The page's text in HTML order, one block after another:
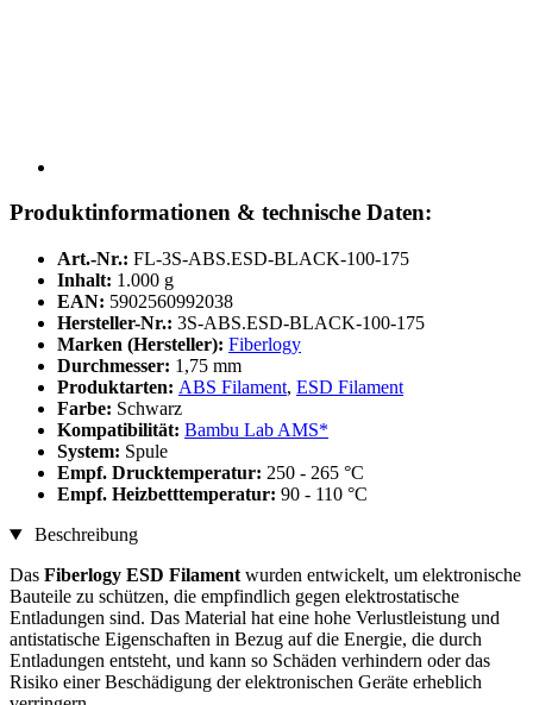
Produktinformationen & technische Daten:
Art.-Nr.: FL-3S-ABS.ESD-BLACK-100-175
Inhalt: 1.000 g
EAN: 5902560992038
Hersteller-Nr.: 3S-ABS.ESD-BLACK-100-175
Marken (Hersteller): Fiberlogy
Durchmesser: 1,75 mm
Produktarten: ABS Filament, ESD Filament
Farbe: Schwarz
Kompatibilität: Bambu Lab AMS*
System: Spule
Empf. Drucktemperatur: 250 - 265 °C
Empf. Heizbetttemperatur: 90 - 110 °C
Beschreibung
Das Fiberlogy ESD Filament wurden entwickelt, um elektronische
Bauteile zu schützen, die empfindlich gegen elektrostatische
Entladungen sind. Das Material hat eine hohe Verlustleistung und
antistatische Eigenschaften in Bezug auf die Energie, die durch
Entladungen entsteht, und kann so Schäden verhindern oder das
Risiko einer Beschädigung der elektronischen Geräte erheblich